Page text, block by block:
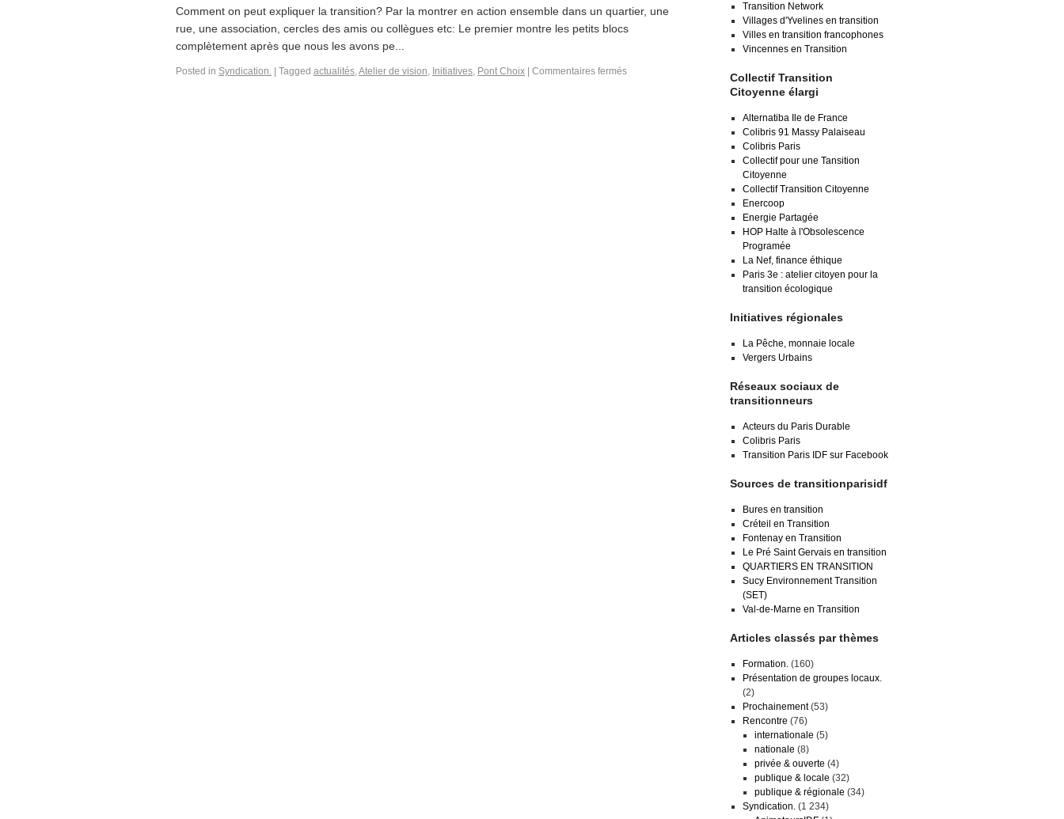
Comment on peut expliquer la transition? Par la montrer en action ensemble dans un quartier, une
rue, une association, cercles des amis ou collègues etc: Le premier montre les petits blocs
complètement après que nous les avons pe...
Posted in Syndication. Tagged actualités,Atelier de vision, Initiatives, Pont Choix Commentaires fermés
Transition Network
Villages d'Yvelines en transition
Villes en transition francophones
Vincennes en Transition
Collectif Transition
Citoyenne élargi
Alternatiba Ile de France
Colibris 91 Massy Palaiseau
Colibris Paris
Collectif pour une Tansition
Citoyenne
Collectif Transition Citoyenne
Enercoop
Energie Partagée
HOP Halte à l'Obsolescence
Programée
La Nef, finance éthique
Paris 3e : atelier citoyen pour la
transition écologique
Initiatives régionales
La Pêche, monnaie locale
Vergers Urbains
Réseaux sociaux de
transitionneurs
Acteurs du Paris Durable
Colibris Paris
Transition Paris IDF sur Facebook
Sources de transitionparisidf
Bures en transition
Créteil en Transition
Fontenay en Transition
Le Pré Saint Gervais en transition
QUARTIERS EN TRANSITION
Sucy Environnement Transition
(SET)
Val-de-Marne en Transition
Articles classés par thèmes
Formation.(160)
Présentation de groupes locaux.
(2)
Prochainement(53)
Rencontre (76)
internationale (5)
nationale (8)
privée & ouverte (4)
publique & locale (32)
publique & régionale (34)
Syndication.(1 234)